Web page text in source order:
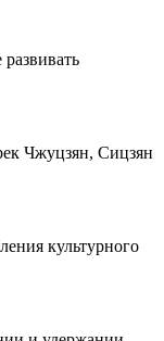
Чжуцзян, Сицзян
культурного